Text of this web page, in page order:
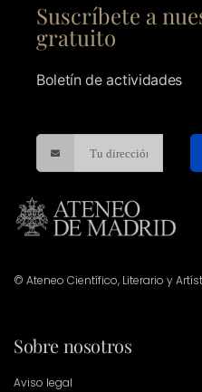
Suscríbete a
gratuito
Boletín de actividades
© Ateneo Científico, Literario y
Sobre nosotros
Aviso legal